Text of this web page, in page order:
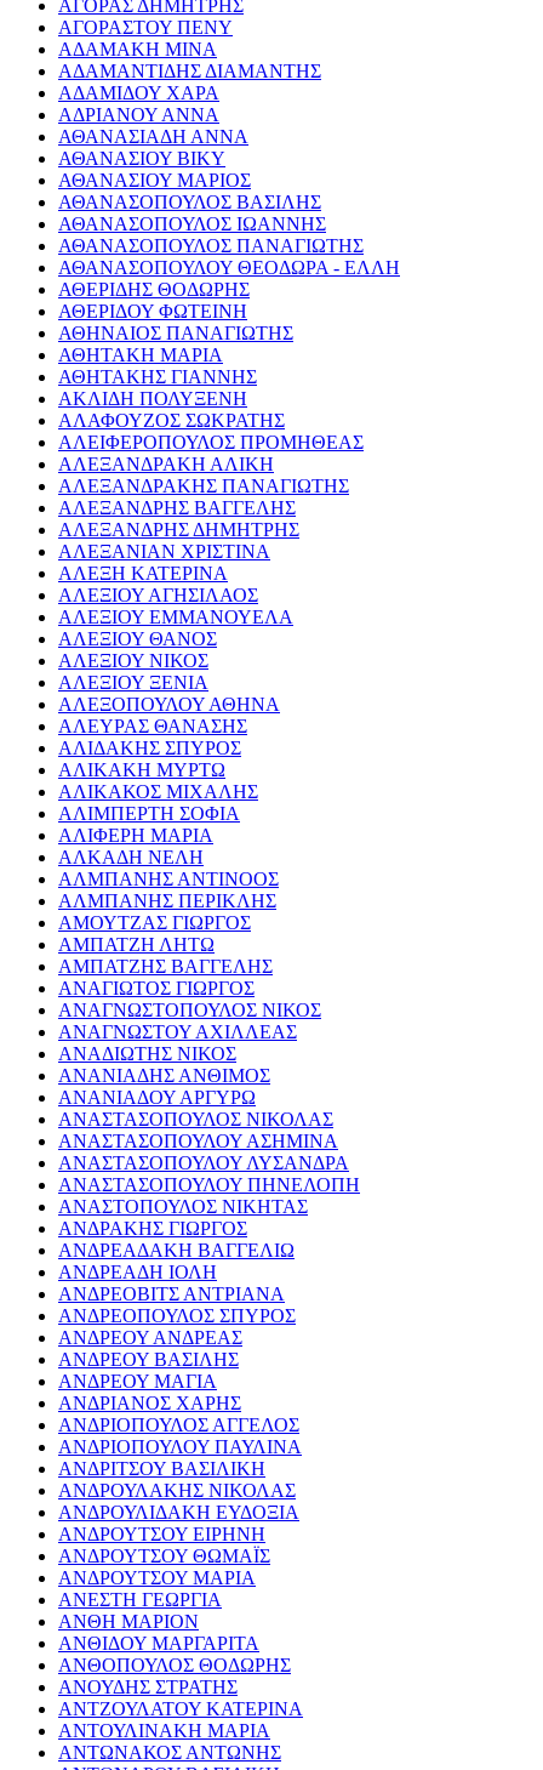
ΑΓΟΡΑΣ ΔΗΜΗΤΡΗΣ
ΑΓΟΡΑΣΤΟΥ ΠΕΝΥ
ΑΔΑΜΑΚΗ ΜΙΝΑ
ΑΔΑΜΑΝΤΙΔΗΣ ΔΙΑΜΑΝΤΗΣ
ΑΔΑΜΙΔΟΥ ΧΑΡΑ
ΑΔΡΙΑΝΟΥ ΑΝΝΑ
ΑΘΑΝΑΣΙΑΔΗ ΑΝΝΑ
ΑΘΑΝΑΣΙΟΥ ΒΙΚΥ
ΑΘΑΝΑΣΙΟΥ ΜΑΡΙΟΣ
ΑΘΑΝΑΣΟΠΟΥΛΟΣ ΒΑΣΙΛΗΣ
ΑΘΑΝΑΣΟΠΟΥΛΟΣ ΙΩΑΝΝΗΣ
ΑΘΑΝΑΣΟΠΟΥΛΟΣ ΠΑΝΑΓΙΩΤΗΣ
ΑΘΑΝΑΣΟΠΟΥΛΟΥ ΘΕΟΔΩΡΑ - ΕΛΛΗ
ΑΘΕΡΙΔΗΣ ΘΟΔΩΡΗΣ
ΑΘΕΡΙΔΟΥ ΦΩΤΕΙΝΗ
ΑΘΗΝΑΙΟΣ ΠΑΝΑΓΙΩΤΗΣ
ΑΘΗΤΑΚΗ ΜΑΡΙΑ
ΑΘΗΤΑΚΗΣ ΓΙΑΝΝΗΣ
ΑΚΛΙΔΗ ΠΟΛΥΞΕΝΗ
ΑΛΑΦΟΥΖΟΣ ΣΩΚΡΑΤΗΣ
ΑΛΕΙΦΕΡΟΠΟΥΛΟΣ ΠΡΟΜΗΘΕΑΣ
ΑΛΕΞΑΝΔΡΑΚΗ ΑΛΙΚΗ
ΑΛΕΞΑΝΔΡΑΚΗΣ ΠΑΝΑΓΙΩΤΗΣ
ΑΛΕΞΑΝΔΡΗΣ ΒΑΓΓΕΛΗΣ
ΑΛΕΞΑΝΔΡΗΣ ΔΗΜΗΤΡΗΣ
ΑΛΕΞΑΝΙΑΝ ΧΡΙΣΤΙΝΑ
ΑΛΕΞΗ ΚΑΤΕΡΙΝΑ
ΑΛΕΞΙΟΥ ΑΓΗΣΙΛΑΟΣ
ΑΛΕΞΙΟΥ ΕΜΜΑΝΟΥΕΛΑ
ΑΛΕΞΙΟΥ ΘΑΝΟΣ
ΑΛΕΞΙΟΥ ΝΙΚΟΣ
ΑΛΕΞΙΟΥ ΞΕΝΙΑ
ΑΛΕΞΟΠΟΥΛΟΥ ΑΘΗΝΑ
ΑΛΕΥΡΑΣ ΘΑΝΑΣΗΣ
ΑΛΙΔΑΚΗΣ ΣΠΥΡΟΣ
ΑΛΙΚΑΚΗ ΜΥΡΤΩ
ΑΛΙΚΑΚΟΣ ΜΙΧΑΛΗΣ
ΑΛΙΜΠΕΡΤΗ ΣΟΦΙΑ
ΑΛΙΦΕΡΗ ΜΑΡΙΑ
ΑΛΚΑΔΗ ΝΕΛΗ
ΑΛΜΠΑΝΗΣ ΑΝΤΙΝΟΟΣ
ΑΛΜΠΑΝΗΣ ΠΕΡΙΚΛΗΣ
ΑΜΟΥΤΖΑΣ ΓΙΩΡΓΟΣ
ΑΜΠΑΤΖΗ ΛΗΤΩ
ΑΜΠΑΤΖΗΣ ΒΑΓΓΕΛΗΣ
ΑΝΑΓΙΩΤΟΣ ΓΙΩΡΓΟΣ
ΑΝΑΓΝΩΣΤΟΠΟΥΛΟΣ ΝΙΚΟΣ
ΑΝΑΓΝΩΣΤΟΥ ΑΧΙΛΛΕΑΣ
ΑΝΑΔΙΩΤΗΣ ΝΙΚΟΣ
ΑΝΑΝΙΑΔΗΣ ΑΝΘΙΜΟΣ
ΑΝΑΝΙΑΔΟΥ ΑΡΓΥΡΩ
ΑΝΑΣΤΑΣΟΠΟΥΛΟΣ ΝΙΚΟΛΑΣ
ΑΝΑΣΤΑΣΟΠΟΥΛΟΥ ΑΣΗΜΙΝΑ
ΑΝΑΣΤΑΣΟΠΟΥΛΟΥ ΛΥΣΑΝΔΡΑ
ΑΝΑΣΤΑΣΟΠΟΥΛΟΥ ΠΗΝΕΛΟΠΗ
ΑΝΑΣΤΟΠΟΥΛΟΣ ΝΙΚΗΤΑΣ
ΑΝΔΡΑΚΗΣ ΓΙΩΡΓΟΣ
ΑΝΔΡΕΑΔΑΚΗ ΒΑΓΓΕΛΙΩ
ΑΝΔΡΕΑΔΗ ΙΟΛΗ
ΑΝΔΡΕΟΒΙΤΣ ΑΝΤΡΙΑΝΑ
ΑΝΔΡΕΟΠΟΥΛΟΣ ΣΠΥΡΟΣ
ΑΝΔΡΕΟΥ ΑΝΔΡΕΑΣ
ΑΝΔΡΕΟΥ ΒΑΣΙΛΗΣ
ΑΝΔΡΕΟΥ ΜΑΓΙΑ
ΑΝΔΡΙΑΝΟΣ ΧΑΡΗΣ
ΑΝΔΡΙΟΠΟΥΛΟΣ ΑΓΓΕΛΟΣ
ΑΝΔΡΙΟΠΟΥΛΟΥ ΠΑΥΛΙΝΑ
ΑΝΔΡΙΤΣΟΥ ΒΑΣΙΛΙΚΗ
ΑΝΔΡΟΥΛΑΚΗΣ ΝΙΚΟΛΑΣ
ΑΝΔΡΟΥΛΙΔΑΚΗ ΕΥΔΟΞΙΑ
ΑΝΔΡΟΥΤΣΟΥ ΕΙΡΗΝΗ
ΑΝΔΡΟΥΤΣΟΥ ΘΩΜΑΪΣ
ΑΝΔΡΟΥΤΣΟΥ ΜΑΡΙΑ
ΑΝΕΣΤΗ ΓΕΩΡΓΙΑ
ΑΝΘΗ ΜΑΡΙΟΝ
ΑΝΘΙΔΟΥ ΜΑΡΓΑΡΙΤΑ
ΑΝΘΟΠΟΥΛΟΣ ΘΟΔΩΡΗΣ
ΑΝΟΥΔΗΣ ΣΤΡΑΤΗΣ
ΑΝΤΖΟΥΛΑΤΟΥ ΚΑΤΕΡΙΝΑ
ΑΝΤΟΥΛΙΝΑΚΗ ΜΑΡΙΑ
ΑΝΤΩΝΑΚΟΣ ΑΝΤΩΝΗΣ